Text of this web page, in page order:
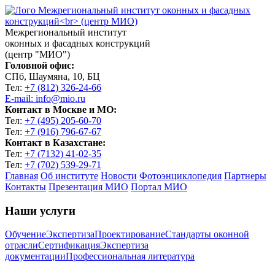
Межрегиональный институт
оконных и фасадных конструкций
(центр "МИО")
Головной офис:
СПб, Шаумяна, 10, БЦ
Тел: +7 (812) 326-24-66
E-mail: info@mio.ru
Контакт в Москве и МО:
Тел: +7 (495) 205-60-70
Тел: +7 (916) 796-67-67
Контакт в Казахстане:
Тел: +7 (7132) 41-02-35
Тел: +7 (702) 539-29-71
Главная Об институте Новости Фотоэнциклопедия Партнеры
Контакты Презентация МИО Портал МИО
Наши услуги
ОбучениеЭкспертизаПроектированиеСтандарты оконной
отраслиСертификацияЭкспертиза
документацииПрофессиональная литература